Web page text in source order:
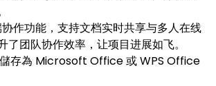
作功能，支持文档实时共享与多人在线
了团队协作效率，让项目进展如飞。
存為 Microsoft Office 或 WPS Office